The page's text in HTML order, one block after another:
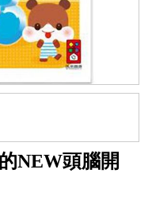
NEW頭腦開